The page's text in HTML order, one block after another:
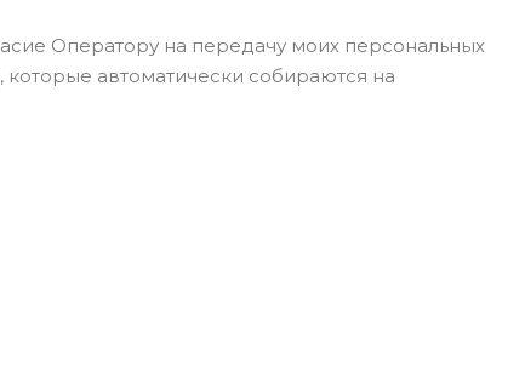
Оператору на передачу моих персональных
которые автоматически собираются на